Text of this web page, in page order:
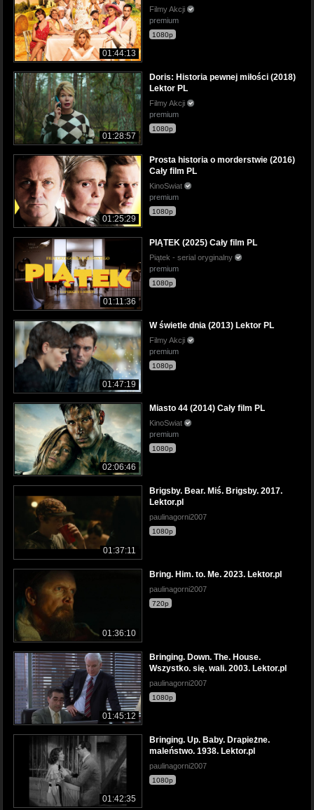
01:44:13
Filmy Akcji
premium
1080p
01:28:57
Doris: Historia pewnej miłości (2018)
Lektor PL
Filmy Akcji
premium
1080p
01:25:29
Prosta historia o morderstwie (2016)
Cały film PL
KinoSwiat
premium
1080p
01:11:36
PIĄTEK (2025) Cały film PL
Piątek - serial oryginalny
premium
1080p
01:47:19
W świetle dnia (2013) Lektor PL
Filmy Akcji
premium
1080p
02:06:46
Miasto 44 (2014) Cały film PL
KinoSwiat
premium
1080p
01:37:11
Brigsby. Bear. Miś. Brigsby. 2017.
Lektor.pl
paulinagorni2007
1080p
01:36:10
Bring. Him. to. Me. 2023. Lektor.pl
paulinagorni2007
720p
01:45:12
Bringing. Down. The. House.
Wszystko. się. wali. 2003. Lektor.pl
paulinagorni2007
1080p
01:42:35
Bringing. Up. Baby. Drapieżne.
maleństwo. 1938. Lektor.pl
paulinagorni2007
1080p